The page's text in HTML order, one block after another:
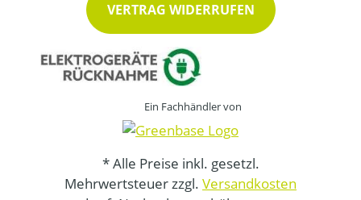
VERTRAG WIDERRUFEN
Ein Fachhändler von
* Alle Preise inkl. gesetzl.
Mehrwertsteuer zzgl. Versandkosten